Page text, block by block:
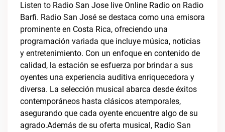
Listen to Radio San Jose live Online Radio on Radio
Barfi. Radio San José se destaca como una emisora
prominente en Costa Rica, ofreciendo una
programación variada que incluye música, noticias
y entretenimiento. Con un enfoque en contenido de
calidad, la estación se esfuerza por brindar a sus
oyentes una experiencia auditiva enriquecedora y
diversa. La selección musical abarca desde éxitos
contemporáneos hasta clásicos atemporales,
asegurando que cada oyente encuentre algo de su
agrado.Además de su oferta musical, Radio San